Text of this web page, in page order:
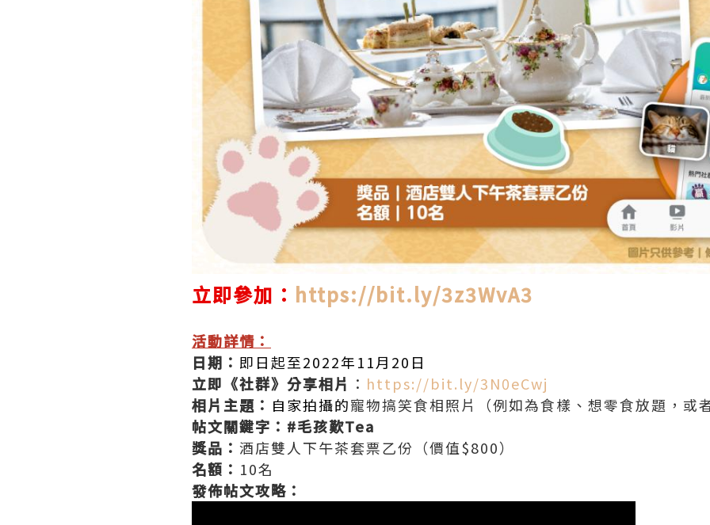
立即參加： https://bit.ly/3z3WvA3
活動詳情：
日期： 即日起至2022年11月20日
立即《社群》分享相片 ： https://bit.ly/3N0eCwj
相片主題： 自家拍攝的寵物搞笑食相照片（例如為食樣、想零食放題，或
帖文關鍵字：#毛孩歎Tea
獎品： 酒店雙人下午茶套票乙份（價值$800）
名額： 10名
發佈帖文攻略：